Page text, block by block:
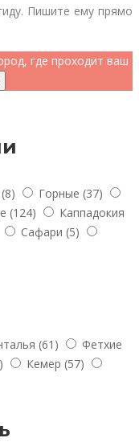
Пишите ему прямо
где проходит ваш
(8) Горные (37)
(124)
Каппадокия
Сафари (5)
(61)
Фетхие
Кемер (57)